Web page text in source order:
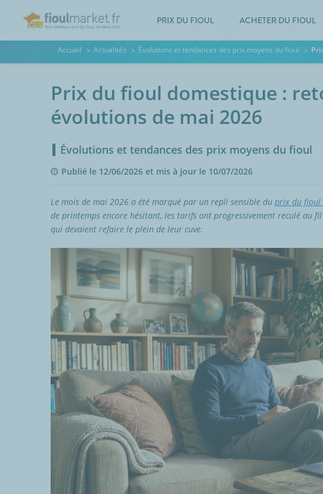
PRIX DU FIOUL ACHETER DU FIOUL
Accueil Actualités Évolutions et tendances des prix moyens du fioul
Prix du fioul domestique :
évolutions de mai 2026
Évolutions et tendances des prix moyens du fioul
Publié le 12/06/2026 et mis à jour le 10/07/2026
Le mois de mai 2026 a été marqué par un repli sensible du prix du fioul
de printemps encore hésitant, les tarifs ont progressivement reculé au
qui devaient refaire le plein de leur cuve.